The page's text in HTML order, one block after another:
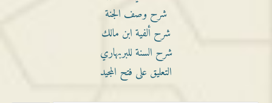
شرح وصف الجنة
شرح ألفية ابن مالك
شرح السنة للبربهاري
التعليق على فتح المجيد